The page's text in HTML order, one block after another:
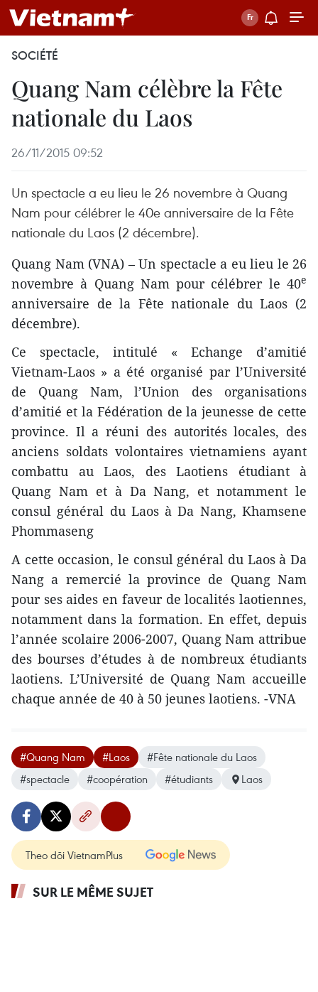
SOCIÉTÉ
Quang Nam célèbre la Fête
nationale du Laos
26/11/2015 09:52
Un spectacle a eu lieu le 26 novembre à Quang
Nam pour célébrer le 40e anniversaire de la Fête
nationale du Laos (2 décembre).
Quang Nam (VNA) – Un spectacle a eu lieu le 26
novembre à Quang Nam pour célébrer le 40e
anniversaire de la Fête nationale du Laos (2
décembre).
Ce spectacle, intitulé « Echange d’amitié
Vietnam-Laos » a été organisé par l’Université
de Quang Nam, l’Union des organisations
d’amitié et la Fédération de la jeunesse de cette
province. Il a réuni des autorités locales, des
anciens soldats volontaires vietnamiens ayant
combattu au Laos, des Laotiens étudiant à
Quang Nam et à Da Nang, et notamment le
consul général du Laos à Da Nang, Khamsene
Phommaseng
A cette occasion, le consul général du Laos à Da
Nang a remercié la province de Quang Nam
pour ses aides en faveur de localités laotiennes,
notamment dans la formation. En effet, depuis
l’année scolaire 2006-2007, Quang Nam attribue
des bourses d’études à de nombreux étudiants
laotiens. L’Université de Quang Nam accueille
chaque année de 40 à 50 jeunes laotiens. -VNA
#Quang Nam #Laos
#Fête nationale du Laos
#spectacle
#coopération #étudiants Laos
Theo dõi VietnamPlus
SUR LE MÊME SUJET